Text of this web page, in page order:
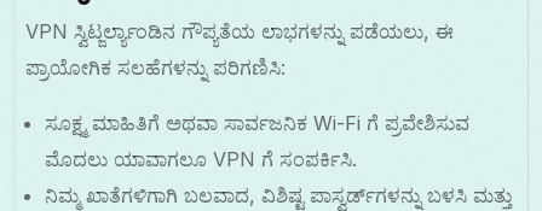
VPN ಸ್ವಿಟ್ಜರ್ಲ್ಯಾಂಡಿನ ಗೌಪ್ಯತೆಯ ಲಾಭಗಳನ್ನು ಪಡೆಯಲು, ಈ
ಪ್ರಾಯೋಗಿಕ ಸಲಹೆಗಳನ್ನು ಪರಿಗಣಿಸಿ:
ಸೂಕ್ಷ್ಮ ಮಾಹಿತಿಗೆ ಅಥವಾ ಸಾರ್ವಜನಿಕ Wi-Fi ಗೆ ಪ್ರವೇಶಿಸುವ
ಮೊದಲು ಯಾವಾಗಲೂ VPN ಗೆ ಸಂಪರ್ಕಿಸಿ.
ನಿಮ್ಮ ಖಾತೆಗಳಿಗಾಗಿ ಬಲವಾದ, ವಿಶಿಷ್ಟ ಪಾಸ್ವರ್ಡ್‌ಗಳನ್ನು ಬಳಸಿ ಮತ್ತು